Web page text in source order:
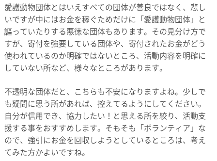
愛護動物団体とはいえすべての団体が善良ではなく、悲し
いですが中にはお金を稼ぐためだけに「愛護動物団体」と
謳っていたりする悪徳な団体もあります。その見分け方で
すが、寄付を強要している団体や、寄付されたお金がどう
使われているのか明確ではないところ、活動内容を明確に
していない所など、様々なところがあります。
不透明な団体だと、こちらも不安になりますよね。少しで
も疑問に思う所があれば、控えてるようにしてください。
自分が信用でき、協力したい！と思える所を絞り、活動支
援する事をおすすめします。そもそも「ボランティア」な
ので、強引にお金を回収しようとしているところは、考え
てみた方かよいですね。